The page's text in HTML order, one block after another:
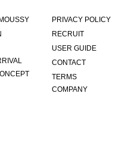
PRIVACY POLICY
RECRUIT
USER GUIDE
CONTACT
TERMS
COMPANY